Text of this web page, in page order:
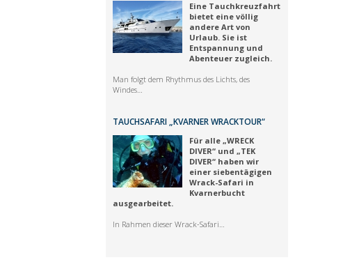
Eine Tauchkreuzfahrt
bietet eine völlig
andere Art von
Urlaub. Sie ist
Entspannung und
Abenteuer zugleich.
Man folgt dem Rhythmus des Lichts, des
Windes…
TAUCHSAFARI „KVARNER WRACKTOUR“
Für alle „WRECK
DIVER“ und „TEK
DIVER“ haben wir
einer siebentägigen
Wrack-Safari in
Kvarnerbucht
ausgearbeitet.
In Rahmen dieser Wrack-Safari…